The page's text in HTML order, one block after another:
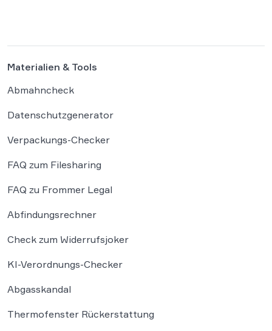
Materialien & Tools
Abmahncheck
Datenschutzgenerator
Verpackungs-Checker
FAQ zum Filesharing
FAQ zu Frommer Legal
Abfindungsrechner
Check zum Widerrufsjoker
KI-Verordnungs-Checker
Abgasskandal
Thermofenster Rückerstattung